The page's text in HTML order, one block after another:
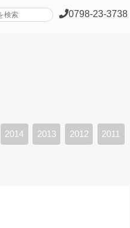
2014 2013 2012 2011
0798-23-3738